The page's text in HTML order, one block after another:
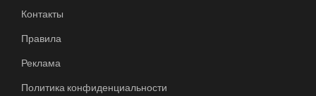
Контакты
Правила
Реклама
Политика конфиденциальности